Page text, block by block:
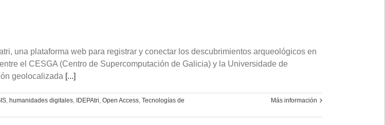
una plataforma web para registrar y conectar los descubrimientos arqueológicos en
el CESGA (Centro de Supercomputación de Galicia) y la Universidade de
geolocalizada [...]
, humanidades digitales, IDEPAtri, Open Access, Tecnologías de
Más información